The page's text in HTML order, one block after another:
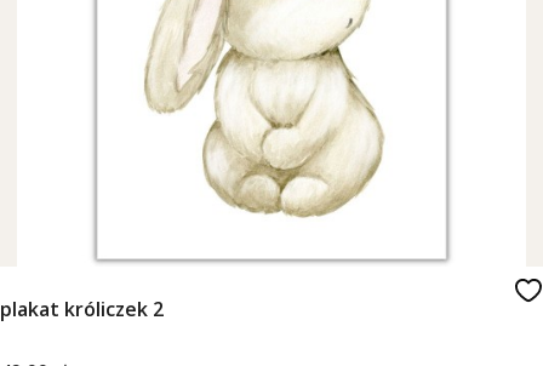
plakat króliczek 2